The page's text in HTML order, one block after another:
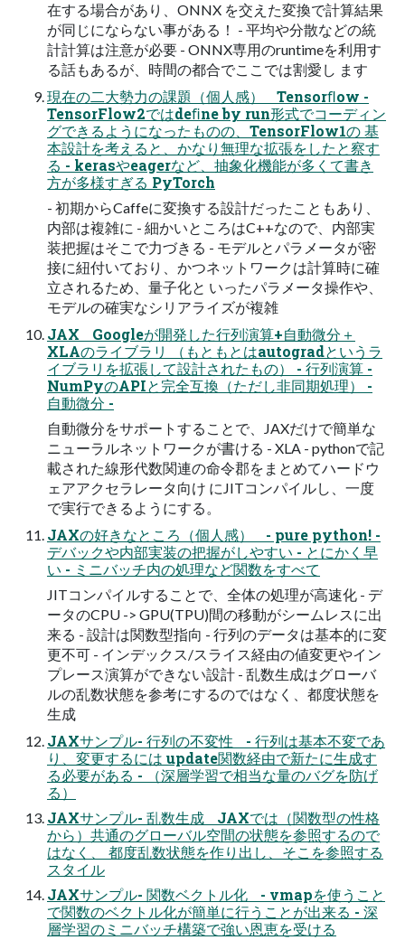
在する場合があり、ONNX を交えた変換で計算結果
が同じにならない事がある！ - 平均や分散などの統
計計算は注意が必要 - ONNX専用のruntimeを利用す
る話もあるが、時間の都合でここでは割愛し ます
現在の二大勢力の課題（個人感） Tensorﬂow -
TensorFlow2ではdeﬁne by run形式でコーディン
グできるようになったものの、TensorFlow1の 基
本設計を考えると、かなり無理な拡張をしたと察す
る - kerasやeagerなど、抽象化機能が多くて書き
方が多様すぎる PyTorch
- 初期からCaffeに変換する設計だったこともあり、
内部は複雑に - 細かいところはC++なので、内部実
装把握はそこで力づきる - モデルとパラメータが密
接に紐付いており、かつネットワークは計算時に確
立されるため、量子化と いったパラメータ操作や、
モデルの確実なシリアライズが複雑
JAX Googleが開発した行列演算+自動微分＋
XLAのライブラリ （もともとはautogradというラ
イブラリを拡張して設計されたもの） - 行列演算 -
NumPyのAPIと完全互換（ただし非同期処理） -
自動微分 -
自動微分をサポートすることで、JAXだけで簡単な
ニューラルネットワークが書ける - XLA - pythonで記
載された線形代数関連の命令郡をまとめてハードウ
ェアアクセラレータ向け にJITコンパイルし、一度
で実行できるようにする。
JAXの好きなところ（個人感） - pure python! -
デバックや内部実装の把握がしやすい - とにかく早
い - ミニバッチ内の処理など関数をすべて
JITコンパイルすることで、全体の処理が高速化 - デ
ータのCPU -> GPU(TPU)間の移動がシームレスに出
来る - 設計は関数型指向 - 行列のデータは基本的に変
更不可 - インデックス/スライス経由の値変更やイン
プレース演算ができない設計 - 乱数生成はグローバ
ルの乱数状態を参考にするのではなく、都度状態を
生成
JAXサンプル- 行列の不変性 - 行列は基本不変であ
り、変更するには update関数経由で新たに生成す
る必要がある - （深層学習で相当な量のバグを防げ
る）
JAXサンプル- 乱数生成 JAXでは（関数型の性格
から）共通のグローバル空間の状態を参照するので
はなく、 都度乱数状態を作り出し、そこを参照する
スタイル
JAXサンプル- 関数ベクトル化 - vmapを使うこと
で関数のベクトル化が簡単に行うことが出来る - 深
層学習のミニバッチ構築で強い恩恵を受ける